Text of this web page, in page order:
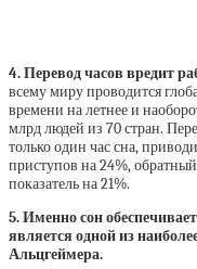
4. Перевод часов вредит
всему миру проводится
времени на летнее и
млрд людей из 70 стран.
только один час сна,
приступов на 24%,
показатель на 21%.
5. Именно сон
является одной из
Альцгеймера.